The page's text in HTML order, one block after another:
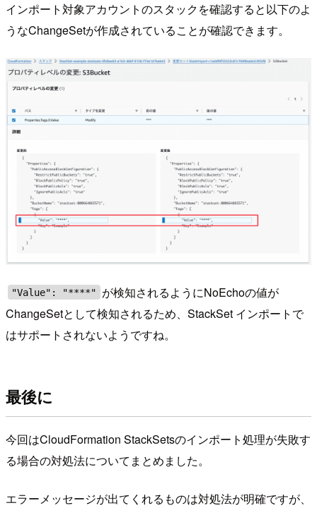
インポート対象アカウントのスタックを確認すると以下のよ
うなChangeSetが作成されていることが確認できます。
"Value": "****"
が検知されるようにNoEchoの値が
ChangeSetとして検知されるため、StackSet インポートで
はサポートされないようですね。
最後に
今回はCloudFormation StackSetsのインポート処理が失敗す
る場合の対処法についてまとめました。
エラーメッセージが出てくれるものは対処法が明確ですが、